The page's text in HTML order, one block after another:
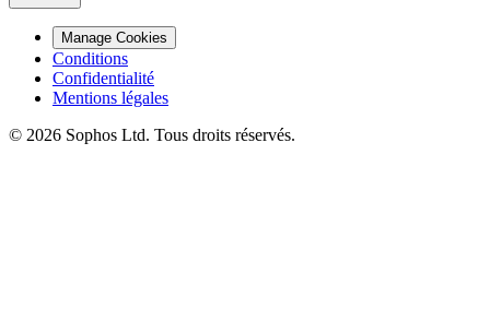
Manage Cookies
Conditions
Confidentialité
Mentions légales
© 2026 Sophos Ltd. Tous droits réservés.